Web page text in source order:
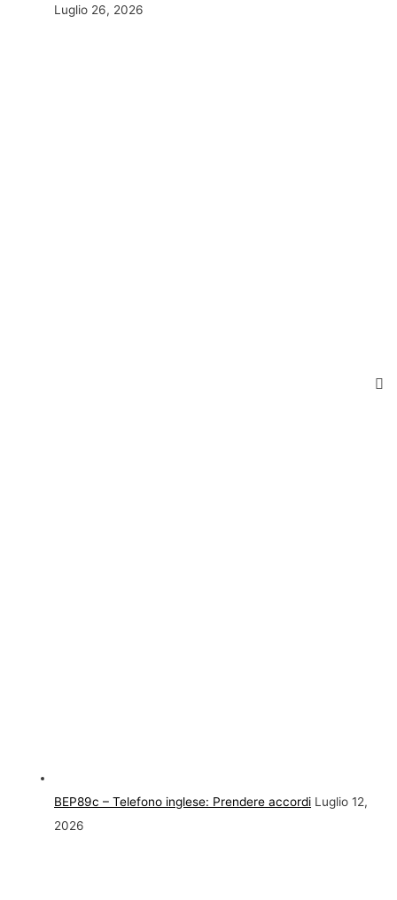
Luglio 26, 2026
BEP89c – Telefono inglese: Prendere accordi Luglio 12,
2026